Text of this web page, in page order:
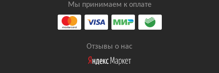
Мы принимаем к оплате
Отзывы о нас